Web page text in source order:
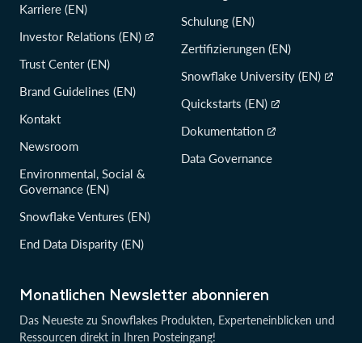
Monatlichen Newsletter abonnieren
Das Neueste zu Snowflakes Produkten, Experteneinblicken und
Ressourcen direkt in Ihren Posteingang!
Karriere (EN)
Investor Relations (EN)
Trust Center (EN)
Brand Guidelines (EN)
Kontakt
Newsroom
Environmental, Social &
Governance (EN)
Snowflake Ventures (EN)
End Data Disparity (EN)
Schulung (EN)
Zertifizierungen (EN)
Snowflake University (EN)
Quickstarts (EN)
Dokumentation
Data Governance